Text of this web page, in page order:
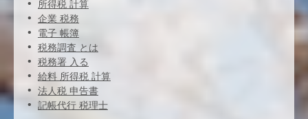
所得税 計算
企業 税務
電子 帳簿
税務調査 とは
税務署 入る
給料 所得税 計算
法人税 申告書
記帳代行 税理士